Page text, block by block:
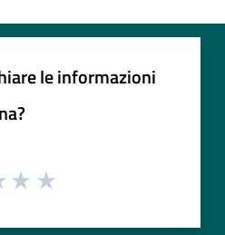
le informazioni